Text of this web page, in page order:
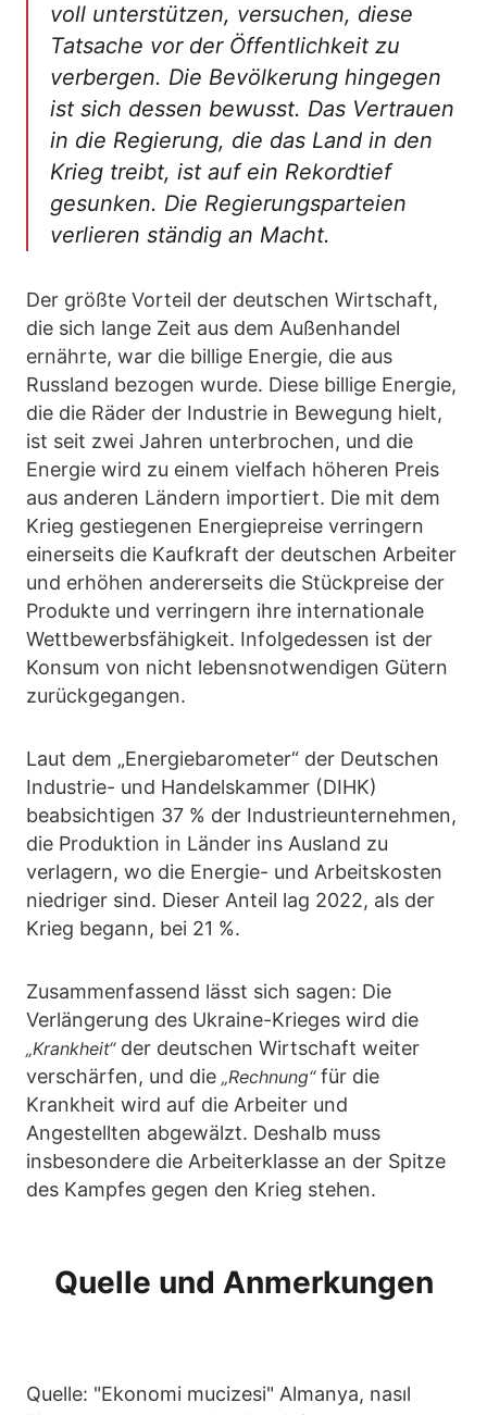
voll unterstützen, versuchen, diese
Tatsache vor der Öffentlichkeit zu
verbergen. Die Bevölkerung hingegen
ist sich dessen bewusst. Das Vertrauen
in die Regierung, die das Land in den
Krieg treibt, ist auf ein Rekordtief
gesunken. Die Regierungsparteien
verlieren ständig an Macht.
Der größte Vorteil der deutschen Wirtschaft,
die sich lange Zeit aus dem Außenhandel
ernährte, war die billige Energie, die aus
Russland bezogen wurde. Diese billige Energie,
die die Räder der Industrie in Bewegung hielt,
ist seit zwei Jahren unterbrochen, und die
Energie wird zu einem vielfach höheren Preis
aus anderen Ländern importiert. Die mit dem
Krieg gestiegenen Energiepreise verringern
einerseits die Kaufkraft der deutschen Arbeiter
und erhöhen andererseits die Stückpreise der
Produkte und verringern ihre internationale
Wettbewerbsfähigkeit. Infolgedessen ist der
Konsum von nicht lebensnotwendigen Gütern
zurückgegangen.
Laut dem „Energiebarometer“ der Deutschen
Industrie- und Handelskammer (DIHK)
beabsichtigen 37 % der Industrieunternehmen,
die Produktion in Länder ins Ausland zu
verlagern, wo die Energie- und Arbeitskosten
niedriger sind. Dieser Anteil lag 2022, als der
Krieg begann, bei 21 %.
Zusammenfassend lässt sich sagen: Die
Verlängerung des Ukraine-Krieges wird die
„Krankheit“der deutschen Wirtschaft weiter
verschärfen, und die „Rechnung“für die
Krankheit wird auf die Arbeiter und
Angestellten abgewälzt. Deshalb muss
insbesondere die Arbeiterklasse an der Spitze
des Kampfes gegen den Krieg stehen.
Quelle und Anmerkungen
Quelle: "Ekonomi mucizesi" Almanya, nasıl